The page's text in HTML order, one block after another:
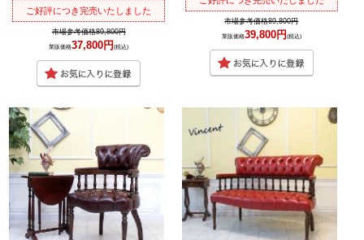
ご好評につき完売いたしました
市場参考価格89,800円
業販価格37,800円(税込)
市場参考価格89,800円
業販価格39,800円 (税込)